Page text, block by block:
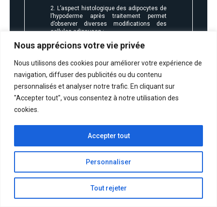
Nous apprécions votre vie privée
Nous utilisons des cookies pour améliorer votre expérience de
navigation, diffuser des publicités ou du contenu
personnalisés et analyser notre trafic. En cliquant sur
"Accepter tout", vous consentez à notre utilisation des
cookies.
Personnaliser
Tout rejeter
Accepter tout
2. L’aspect histologique des adipocytes de
l’hypoderme après traitement permet
d’observer diverses modifications des
cellules adipeuses :
peut appeler cela lipolyse non-invasive
ferme et plus lisse. Toutela structure
fibrillaire collagénique se renforce et
créée un véritable lien et un maintien de